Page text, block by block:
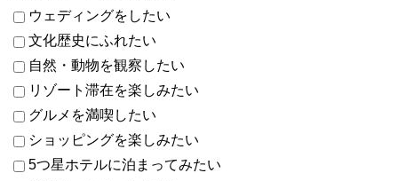
ウェディングをしたい
文化歴史にふれたい
自然・動物を観察したい
リゾート滞在を楽しみたい
グルメを満喫したい
ショッピングを楽しみたい
5つ星ホテルに泊まってみたい